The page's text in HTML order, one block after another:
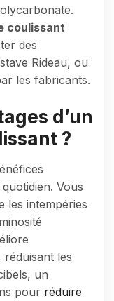
coulissant
des
Rideau, ou
les fabricants.
d’un
?
Vous
les intempéries
les
un
pour réduire